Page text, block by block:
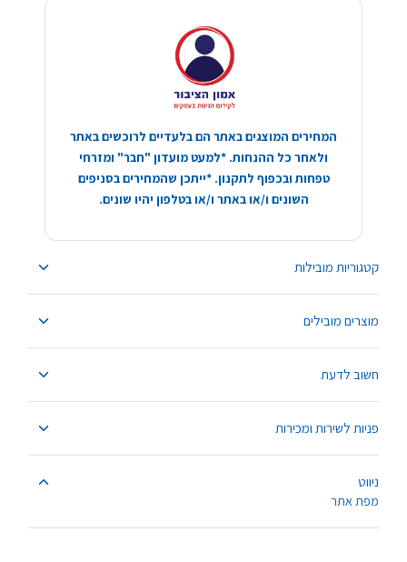
קטגוריות מובילות
מוצרים מובילים
חשוב לדעת
פניות לשירות ומכירות
ניווט
מפת אתר
המחירים המוצגים באתר הם בלעדיים לרוכשים באתר
ולאחר כל ההנחות. *למעט מועדון "חבר" ומזרחי
טפחות ובכפוף לתקנון. *ייתכן שהמחירים בסניפים
השונים ו/או באתר ו/או בטלפון יהיו שונים.